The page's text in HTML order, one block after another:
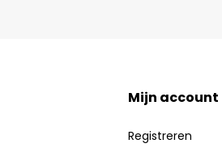
Mijn account
Registreren